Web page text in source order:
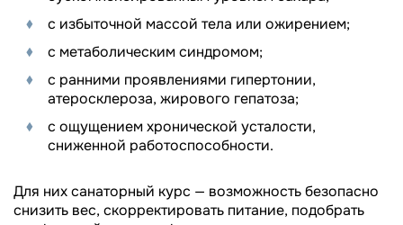
с избыточной массой тела или ожирением;
с метаболическим синдромом;
с ранними проявлениями гипертонии,
атеросклероза, жирового гепатоза;
с ощущением хронической усталости,
сниженной работоспособности.
Для них санаторный курс — возможность безопасно
снизить вес, скорректировать питание, подобрать